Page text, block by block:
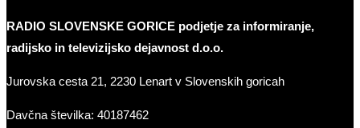
RADIO SLOVENSKE GORICE podjetje za informiranje,
radijsko in televizijsko dejavnost d.o.o.
Jurovska cesta 21, 2230 Lenart v Slovenskih goricah
Davčna številka: 40187462